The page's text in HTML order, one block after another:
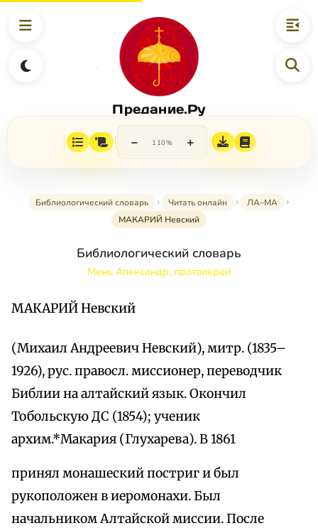
Предание.Ру
− 110% +
Библиологический словарь Читать онлайн
ЛА–МА
МАКАРИЙ Невский
Библиологический словарь
Мень Александр, протоиерей
МАКАРИЙ Невский
(Михаил Андреевич Невский), митр. (1835–
1926), рус. правосл. миссионер, переводчик
Библии на алтайский язык. Окончил
Тобольскую ДС (1854); ученик
архим.*Макария (Глухарева). В 1861
принял монашеский постриг и был
рукоположен в иеромонахи. Был
начальником Алтайской миссии. После